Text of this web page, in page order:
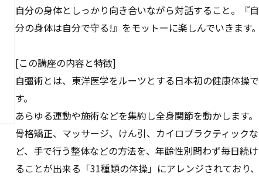
自分の身体としっかり向き合いながら対話すること。『自
分の身体は自分で守る!』をモットーに楽しんでいきます。
[この講座の内容と特徴]
自彊術とは、東洋医学をルーツとする日本初の健康体操で
す。
あらゆる運動や施術などを集約し全身関節を動かします。
骨格矯正、マッサージ、けん引、カイロプラクティックな
ど、手で行う整体などの方法を、年齢性別問わず毎日続け
ることが出来る「31種類の体操」にアレンジされており、